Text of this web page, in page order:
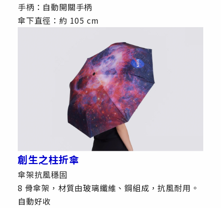
手柄：自動開關手柄
傘下直徑：約 105 cm
創生之柱折傘
傘架抗風穩固
8 骨傘架，材質由玻璃纖維、鋼組成，抗風耐用。
自動好收